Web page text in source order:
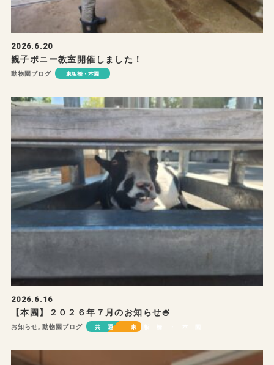
2026.6.20
親子ポニー教室開催しました！
動物園ブログ 東板橋・本園
2026.6.16
【本園】２０２６年７月のお知らせ🍧
お知らせ, 動物園ブログ 共通 東板橋・本園